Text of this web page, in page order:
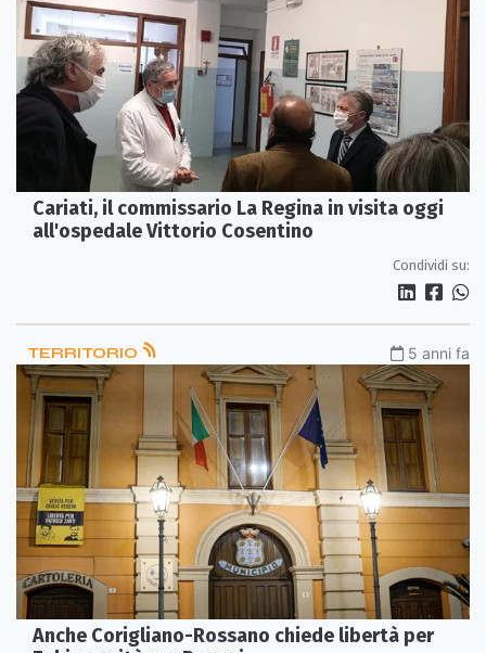
Cariati, il commissario La Regina in visita oggi
all'ospedale Vittorio Cosentino
Condividi su:
TERRITORIO 5 anni fa
Anche Corigliano-Rossano chiede libertà per